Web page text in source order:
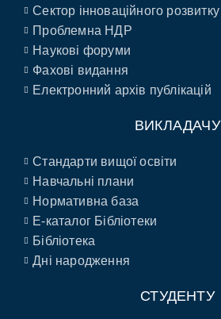
Сектор інноваційного розвитку
Проблемна НДР
Наукові форуми
Фахові видання
Електронний архів публікацій
ВИКЛАДАЧУ
Стандарти вищої освіти
Навчальні плани
Нормативна база
E-каталог Бібліотеки
Бібліотека
Дні народження
СТУДЕНТУ